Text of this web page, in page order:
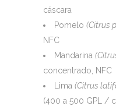
cáscara
Pomelo (Citrus
NFC
Mandarina
concentrado, NFC
Lima (Citrus
(400 a 500 GPL /